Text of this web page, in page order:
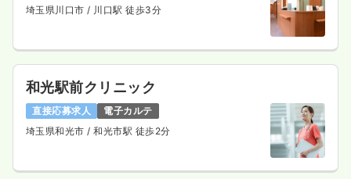
埼玉県川口市/ 川口駅 徒歩3分
和光駅前クリニック
直接応募求人
電子カルテ
埼玉県和光市/ 和光市駅 徒歩2分